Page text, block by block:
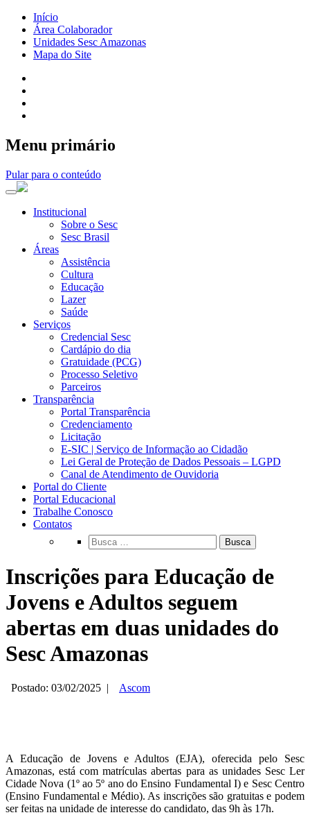
Início
Área Colaborador
Unidades Sesc Amazonas
Mapa do Site
Menu primário
Pular para o conteúdo
Institucional
Sobre o Sesc
Sesc Brasil
Áreas
Assistência
Cultura
Educação
Lazer
Saúde
Serviços
Credencial Sesc
Cardápio do dia
Gratuidade (PCG)
Processo Seletivo
Parceiros
Transparência
Portal Transparência
Credenciamento
Licitação
E-SIC | Serviço de Informação ao Cidadão
Lei Geral de Proteção de Dados Pessoais – LGPD
Canal de Atendimento de Ouvidoria
Portal do Cliente
Portal Educacional
Trabalhe Conosco
Contatos
Busca
Inscrições para Educação de
Jovens e Adultos seguem
abertas em duas unidades do
Sesc Amazonas
Postado: 03/02/2025 | Ascom
A Educação de Jovens e Adultos (EJA), oferecida pelo Sesc
Amazonas, está com matrículas abertas para as unidades Sesc Ler
Cidade Nova (1º ao 5º ano do Ensino Fundamental I) e Sesc Centro
(Ensino Fundamental e Médio). As inscrições são gratuitas e podem
ser feitas na unidade de interesse do candidato, das 9h às 17h.